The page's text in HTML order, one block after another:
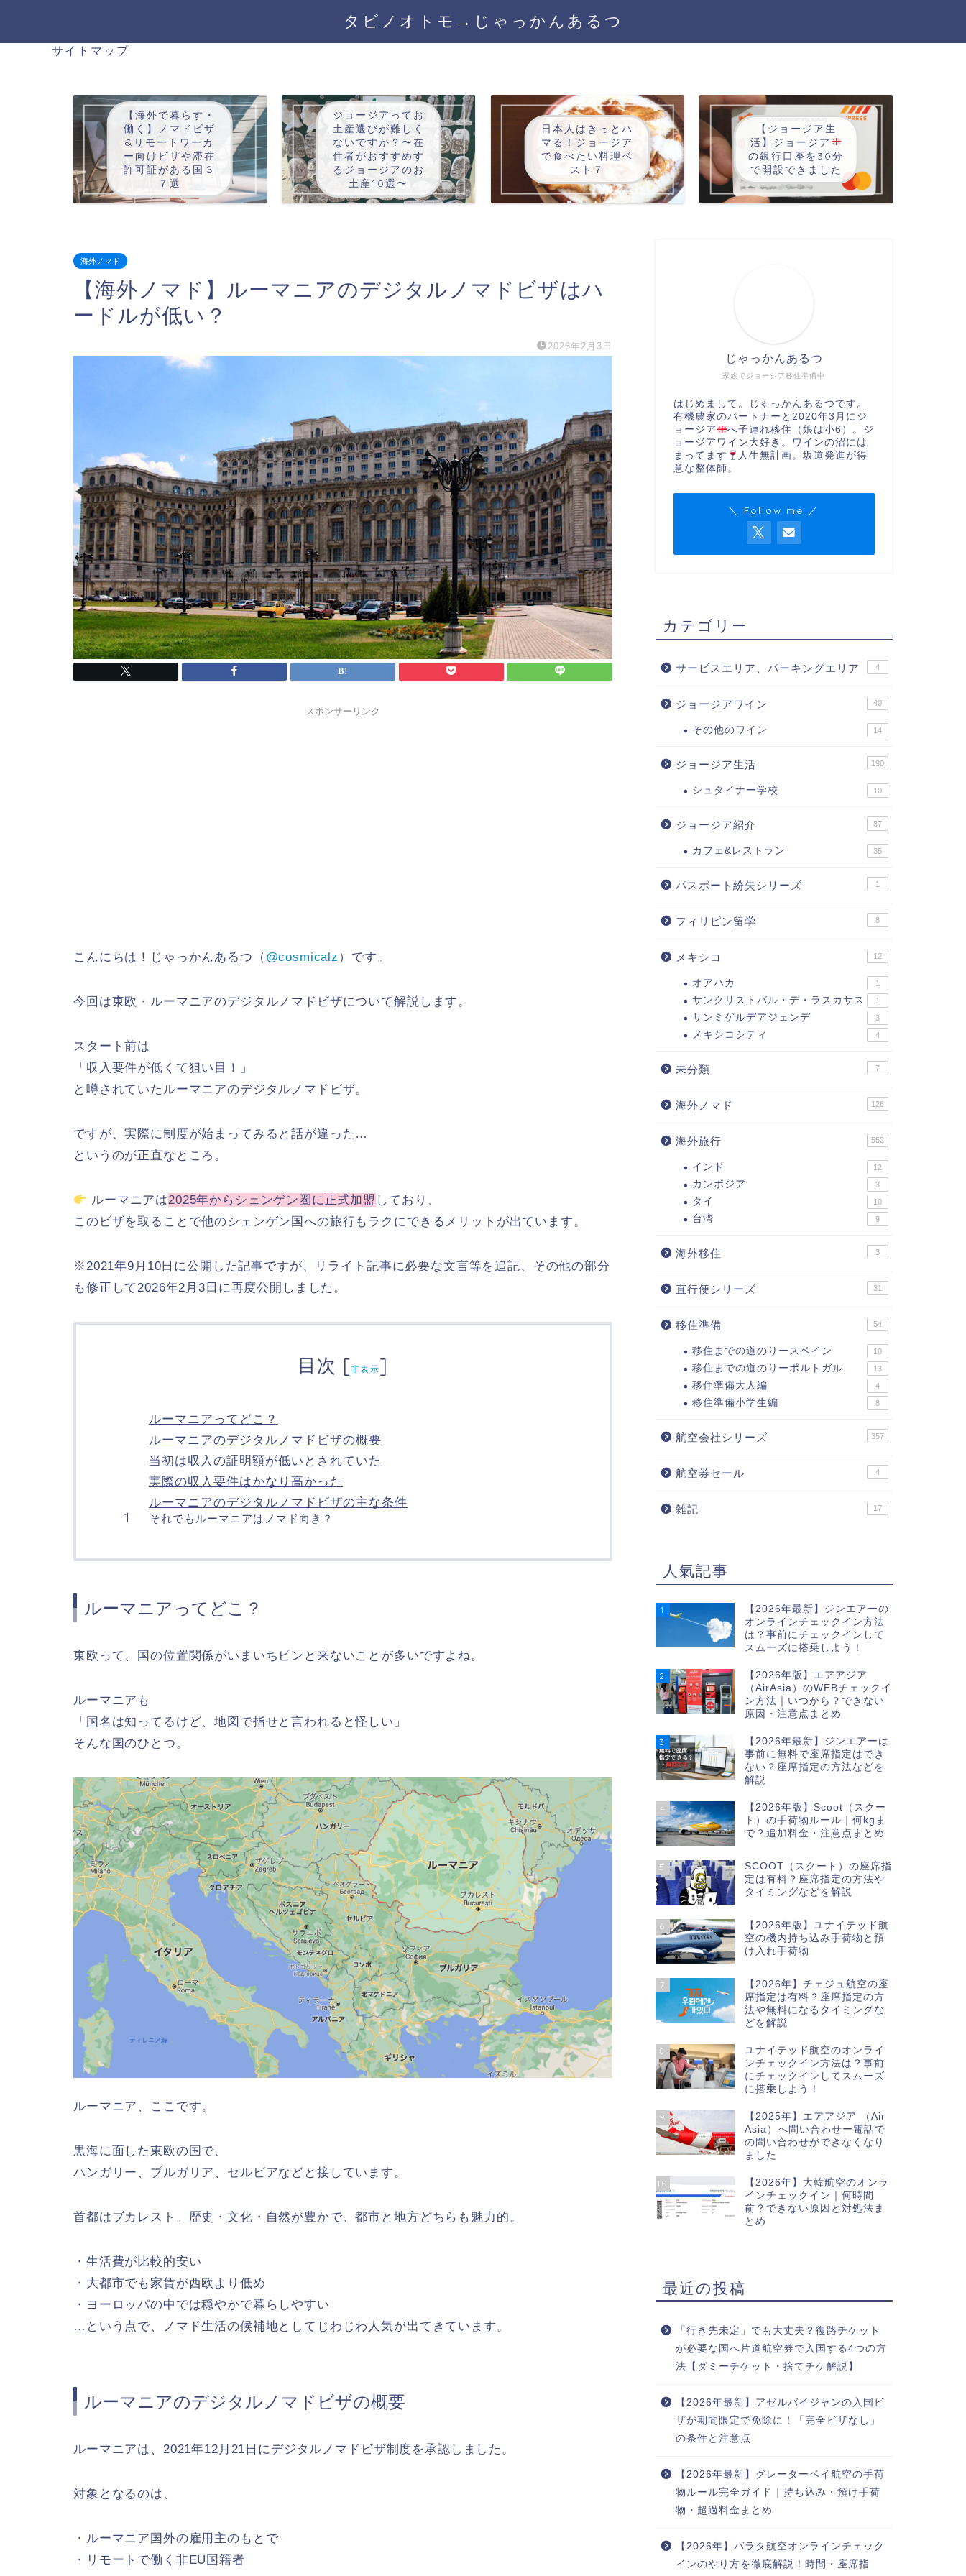
タビノオトモ→じゃっかんあるつ
サイトマップ
【海外で暮らす・
働く】ノマドビザ
&リモートワーカ
ー向けビザや滞在
許可証がある国３
７選
ジョージアってお
土産選びが難しく
ないですか？〜在
住者がおすすめす
るジョージアのお
土産10選〜
日本人はきっとハ
マる！ジョージア
で食べたい料理ベ
スト７
【ジョージア生
活】ジョージア
の銀行口座を30分
で開設できました
海外ノマド
【海外ノマド】ルーマニアのデジタルノマドビザはハ
ードルが低い？
2026年2月3日
スポンサーリンク
こんにちは！じゃっかんあるつ（ @cosmicalz ）です。
今回は東欧・ルーマニアのデジタルノマドビザについて解説します。
スタート前は
「収入要件が低くて狙い目！」
と噂されていたルーマニアのデジタルノマドビザ。
ですが、実際に制度が始まってみると話が違った…
というのが正直なところ。
ルーマニアは2025年からシェンゲン圏に正式加盟 しており、
このビザを取ることで他のシェンゲン国への旅行もラクにできるメリットが出ています。
※2021年9月10日に公開した記事ですが、リライト記事に必要な文言等を追記、その他の部分
も修正して2026年2月3日に再度公開しました。
目次 [非表示]
ルーマニアってどこ？
ルーマニアのデジタルノマドビザの概要
当初は収入の証明額が低いとされていた
実際の収入要件はかなり高かった
ルーマニアのデジタルノマドビザの主な条件
それでもルーマニアはノマド向き？
ルーマニアってどこ？
東欧って、国の位置関係がいまいちピンと来ないことが多いですよね。
ルーマニアも
「国名は知ってるけど、地図で指せと言われると怪しい」
そんな国のひとつ。
ルーマニア、ここです。
黒海に面した東欧の国で、
ハンガリー、ブルガリア、セルビアなどと接しています。
首都はブカレスト。歴史・文化・自然が豊かで、都市と地方どちらも魅力的。
・生活費が比較的安い
・大都市でも家賃が西欧より低め
・ヨーロッパの中では穏やかで暮らしやすい
…という点で、ノマド生活の候補地としてじわじわ人気が出てきています。
ルーマニアのデジタルノマドビザの概要
ルーマニアは、2021年12月21日にデジタルノマドビザ制度を承認しました。
対象となるのは、
・ルーマニア国外の雇用主のもとで
・リモートで働く非EU国籍者
家族でジョージア移住準備中
じゃっかんあるつ
はじめまして。じゃっかんあるつです。
有機農家のパートナーと2020年3月にジ
ョージア
へ子連れ移住（娘は小6）。ジ
ョージアワイン大好き。ワインの沼には
まってます
人生無計画。坂道発進が得
意な整体師。
＼ Follow me ／
カテゴリー
サービスエリア、パーキングエリア 4
ジョージアワイン 40
その他のワイン 14
ジョージア生活 190
シュタイナー学校 10
ジョージア紹介 87
カフェ&レストラン 35
パスポート紛失シリーズ 1
フィリピン留学 8
メキシコ 12
オアハカ 1
サンクリストバル・デ・ラスカサス 1
サンミゲルデアジェンデ 3
メキシコシティ 4
未分類 7
海外ノマド 126
海外旅行 552
インド 12
カンボジア 3
タイ 10
台湾 9
海外移住 3
直行便シリーズ 31
移住準備 54
移住までの道のりースペイン 10
移住までの道のりーポルトガル 13
移住準備大人編 4
移住準備小学生編 8
航空会社シリーズ 357
航空券セール 4
雑記 17
人氣記事
1
【2026年最新】ジンエアーの
オンラインチェックイン方法
は？事前にチェックインして
スムーズに搭乗しよう！
2
【2026年版】エアアジア
（AirAsia）のWEBチェックイ
ン方法｜いつから？できない
原因・注意点まとめ
3
【2026年最新】ジンエアーは
事前に無料で座席指定はでき
ない？座席指定の方法などを
解説
4
【2026年版】Scoot（スクー
ト）の手荷物ルール｜何kgま
で？追加料金・注意点まとめ
5
SCOOT（スクート）の座席指
定は有料？座席指定の方法や
タイミングなどを解説
6
【2026年版】ユナイテッド航
空の機内持ち込み手荷物と預
け入れ手荷物
7
【2026年】チェジュ航空の座
席指定は有料？座席指定の方
法や無料になるタイミングな
どを解説
8
ユナイテッド航空のオンライ
ンチェックイン方法は？事前
にチェックインしてスムーズ
に搭乗しよう！
9
【2025年】エアアジア （Air
Asia）へ問い合わせー電話で
の問い合わせができなくなり
ました
10
【2026年】大韓航空のオンラ
インチェックイン｜何時間
前？できない原因と対処法ま
とめ
最近の投稿
「行き先未定」でも大丈夫？復路チケット
が必要な国へ片道航空券で入国する4つの方
法【ダミーチケット・捨てチケ解説】
【2026年最新】アゼルバイジャンの入国ビ
ザが期間限定で免除に！「完全ビザなし」
の条件と注意点
【2026年最新】グレーターベイ航空の手荷
物ルール完全ガイド｜持ち込み・預け手荷
物・超過料金まとめ
【2026年】パラタ航空オンラインチェック
インのやり方を徹底解説！時間・座席指